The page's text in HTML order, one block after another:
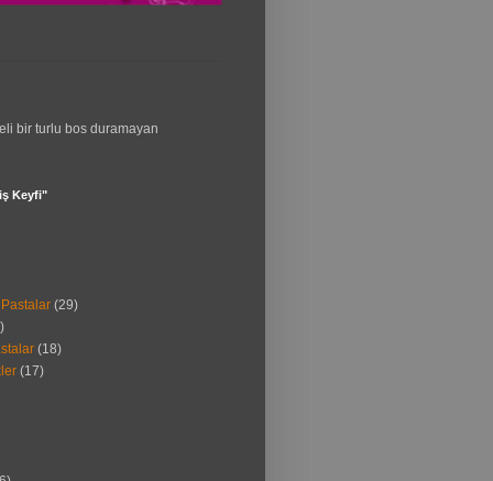
bir turlu bos duramayan
Keyfi"
(29)
(18)
(17)